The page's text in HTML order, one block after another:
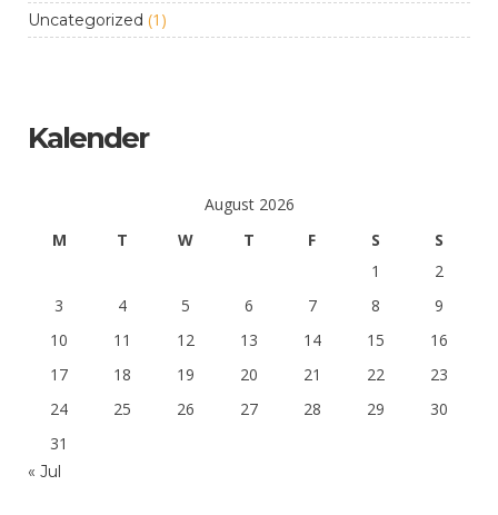
Uncategorized (1)
Kalender
August 2026
M
T W T F S
S
1
2
3
4 5 6 7 8
9
10
11 12 13 14 15
16
17
18 19 20 21 22
23
24
25 26 27 28 29
30
31
« Jul